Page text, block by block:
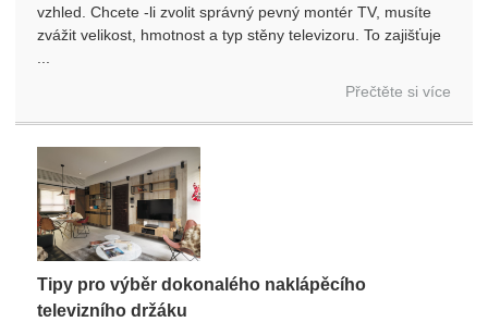
vzhled. Chcete -li zvolit správný pevný montér TV, musíte
zvážit velikost, hmotnost a typ stěny televizoru. To zajišťuje
Přečtěte si více
Tipy pro výběr dokonalého naklápěcího
televizního držáku